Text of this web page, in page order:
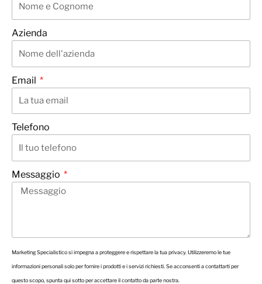
Azienda
Email
Telefono
Messaggio
Marketing Specialistico si impegna a proteggere e rispettare la tua privacy. Utilizzeremo le tue
informazioni personali solo per fornire i prodotti e i servizi richiesti. Se acconsenti a contattarti per
questo scopo, spunta qui sotto per accettare il contatto da parte nostra.